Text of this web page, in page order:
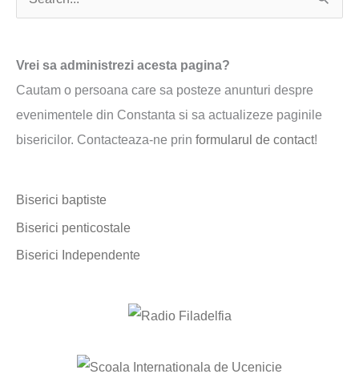
r
:
Vrei sa administrezi acesta pagina?
Cautam o persoana care sa posteze anunturi despre
evenimentele din Constanta si sa actualizeze paginile
bisericilor. Contacteaza-ne prin formularul de contact!
Biserici baptiste
Biserici penticostale
Biserici Independente